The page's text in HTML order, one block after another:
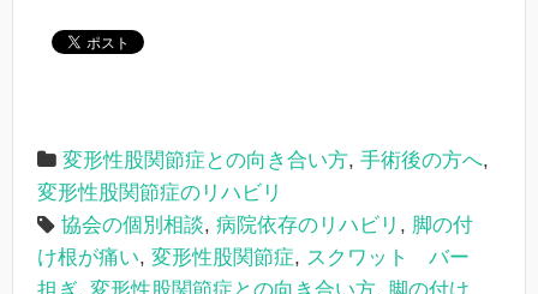
変形性股関節症との向き合い方, 手術後の方へ,
変形性股関節症のリハビリ
協会の個別相談, 病院依存のリハビリ , 脚の付
け根が痛い, 変形性股関節症, スクワット バー
担ぎ, 変形性股関節症との向き合い方, 脚の付け